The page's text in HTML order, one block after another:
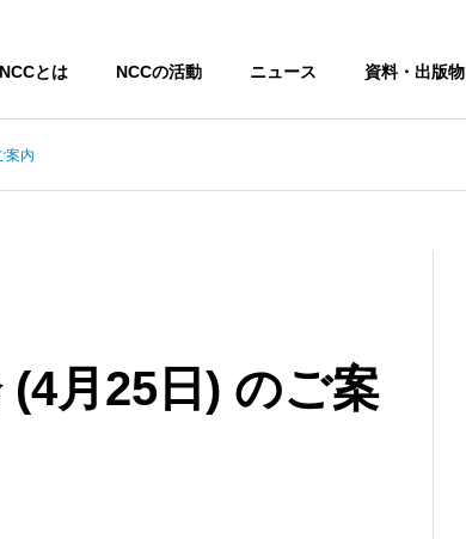
NCCとは NCCの活動 ニュース 資料・出版物
案内
月25日) のご案